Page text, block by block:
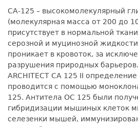
CA-125 – высокомолекулярный
(молекулярная масса от 200 до
присутствует в нормальной
серозной и муцинозной
проникает в кровоток, за
разрушения природных
ARCHITECT CA 125 II
проводится с помощью
125. Антитела ОС 125 были
гибридизации мышиных клеток
селезенки мышей,